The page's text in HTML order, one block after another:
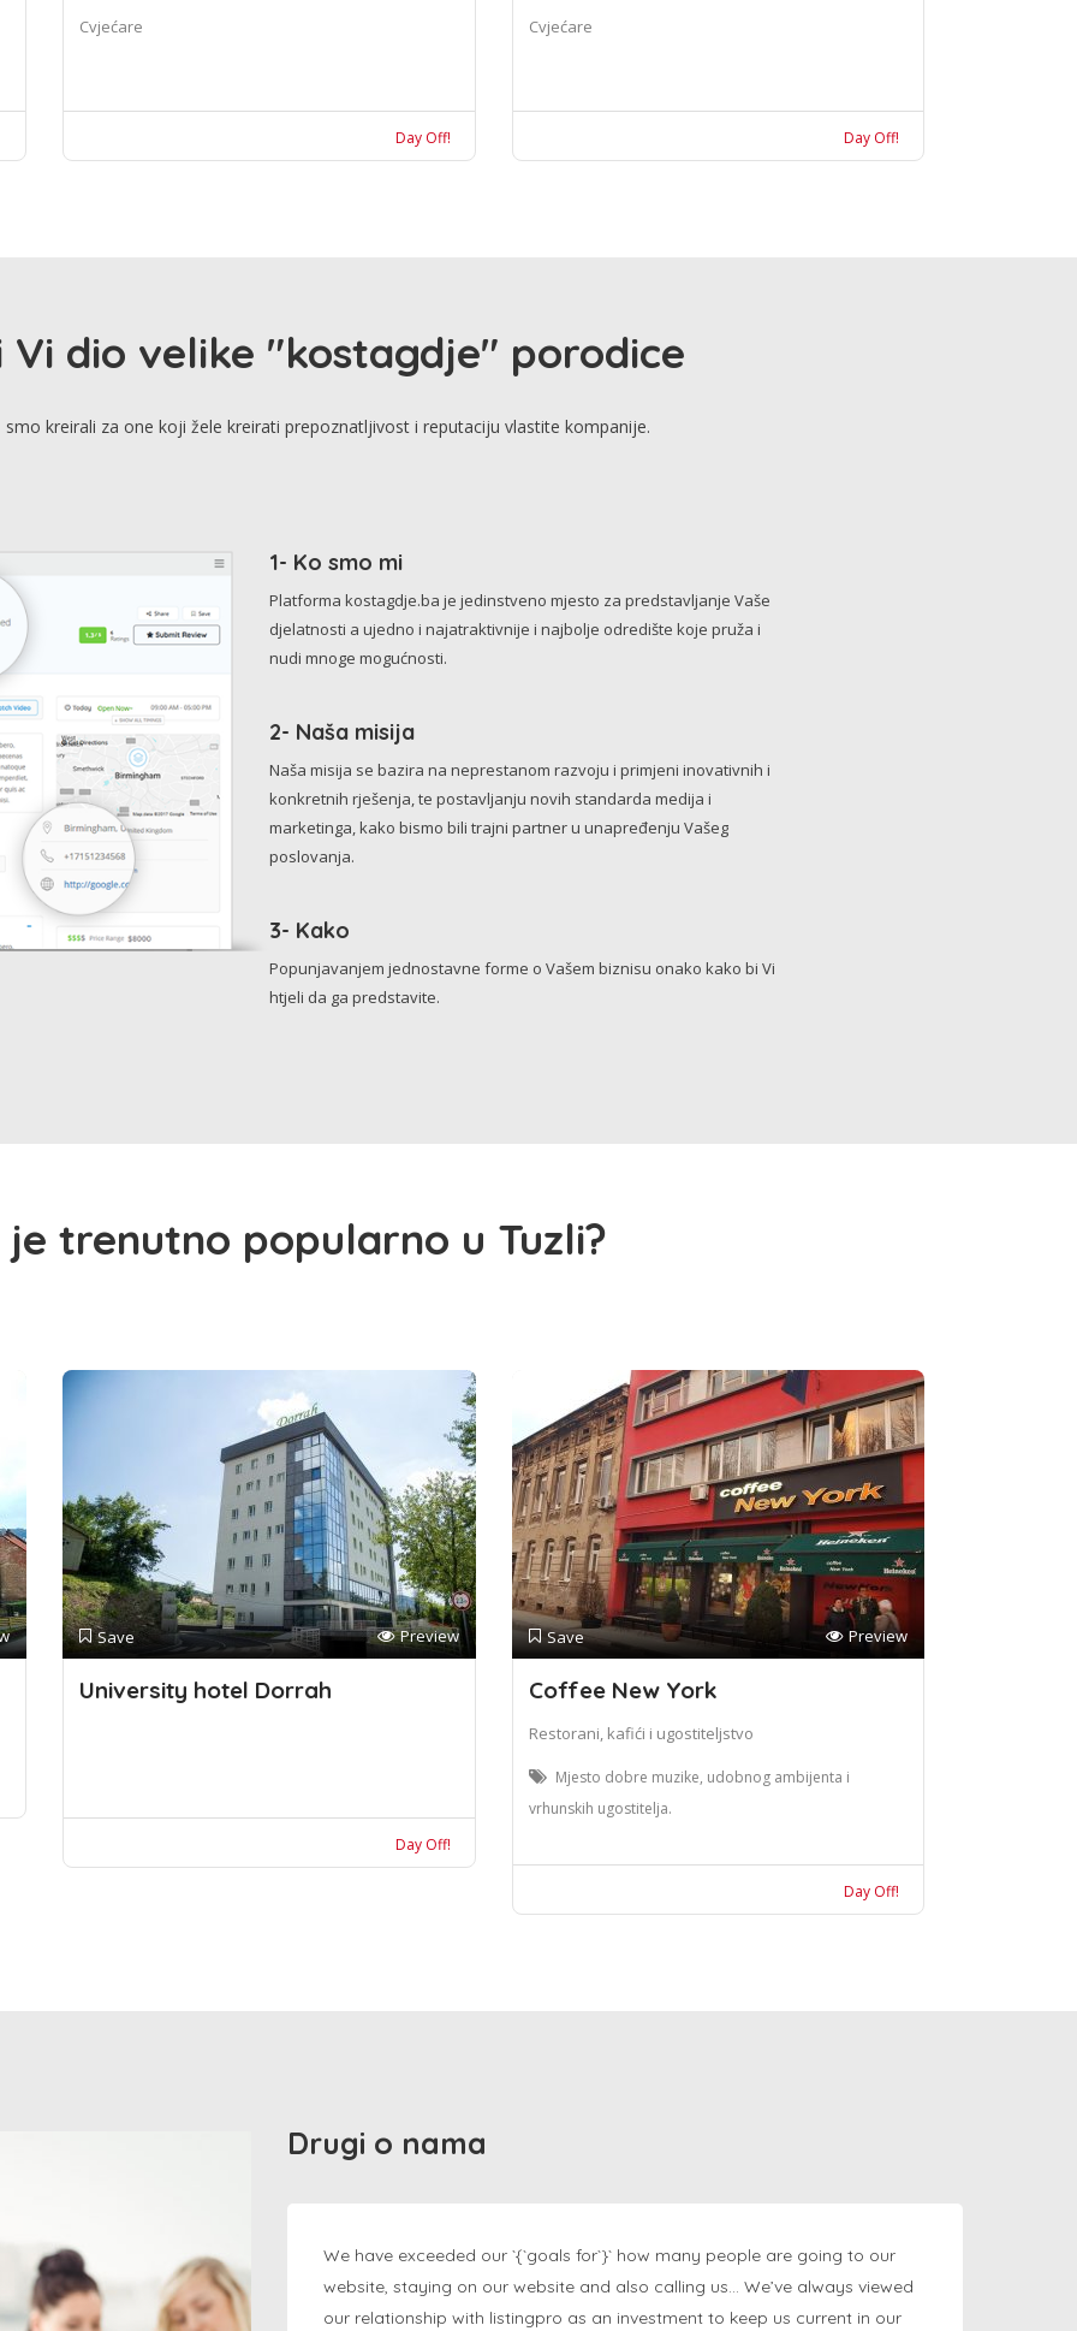
Cvjećare
Day Off!
Cvjećare
Day Off!
Vi dio velike "kostagdje" porodice
kreirali za one koji žele kreirati prepoznatljivost i reputaciju vlastite kompanije.
1- Ko smo mi
Platforma kostagdje.ba je jedinstveno mjesto za predstavljanje Vaše
djelatnosti a ujedno i najatraktivnije i najbolje odredište koje pruža i
nudi mnoge mogućnosti.
2- Naša misija
Naša misija se bazira na neprestanom razvoju i primjeni inovativnih i
konkretnih rješenja, te postavljanju novih standarda medija i
marketinga, kako bismo bili trajni partner u unapređenju Vašeg
poslovanja.
3- Kako
Popunjavanjem jednostavne forme o Vašem biznisu onako kako bi Vi
htjeli da ga predstavite.
je trenutno popularno u Tuzli?
Save Preview
University hotel Dorrah
Day Off!
Save Preview
Coffee New York
Restorani, kafići i ugostiteljstvo
Mjesto dobre muzike, udobnog ambijenta i
vrhunskih ugostitelja.
Day Off!
Drugi o nama
We have exceeded our `{`goals for`}` how many people are going to our
website, staying on our website and also calling us… We’ve always viewed
our relationship with listingpro as an investment to keep us current in our